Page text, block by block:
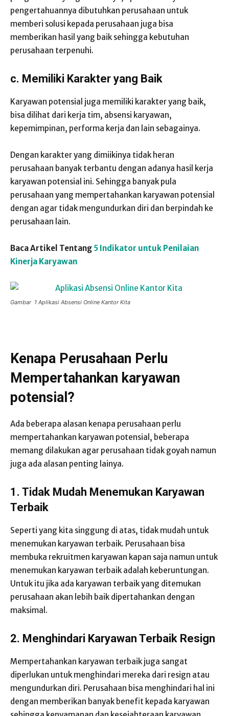
pengertahuannya dibutuhkan perusahaan untuk
memberi solusi kepada perusahaan juga bisa
memberikan hasil yang baik sehingga kebutuhan
perusahaan terpenuhi.
c. Memiliki Karakter yang Baik
Karyawan potensial juga memiliki karakter yang baik,
bisa dilihat dari kerja tim, absensi karyawan,
kepemimpinan, performa kerja dan lain sebagainya.
Dengan karakter yang dimiikinya tidak heran
perusahaan banyak terbantu dengan adanya hasil kerja
karyawan potensial ini. Sehingga banyak pula
perusahaan yang mempertahankan karyawan potensial
dengan agar tidak mengundurkan diri dan berpindah ke
perusahaan lain.
Baca Artikel Tentang 5 Indikator untuk Penilaian
Kinerja Karyawan
Gambar 1 Aplikasi Absensi Online Kantor Kita
Kenapa Perusahaan Perlu
Mempertahankan karyawan
potensial?
Ada beberapa alasan kenapa perusahaan perlu
mempertahankan karyawan potensial, beberapa
memang dilakukan agar perusahaan tidak goyah namun
juga ada alasan penting lainya.
1. Tidak Mudah Menemukan Karyawan
Terbaik
Seperti yang kita singgung di atas, tidak mudah untuk
menemukan karyawan terbaik. Perusahaan bisa
membuka rekruitmen karyawan kapan saja namun untuk
menemukan karyawan terbaik adalah keberuntungan.
Untuk itu jika ada karyawan terbaik yang ditemukan
perusahaan akan lebih baik dipertahankan dengan
maksimal.
2. Menghindari Karyawan Terbaik Resign
Mempertahankan karyawan terbaik juga sangat
diperlukan untuk menghindari mereka dari resign atau
mengundurkan diri. Perusahaan bisa menghindari hal ini
dengan memberikan banyak benefit kepada karyawan